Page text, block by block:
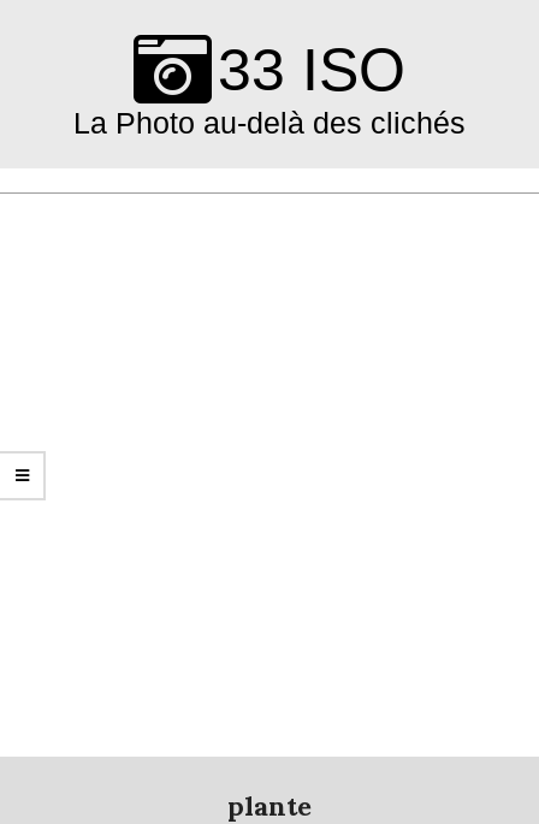
33 ISO
La Photo au-delà des clichés
Primary
plante